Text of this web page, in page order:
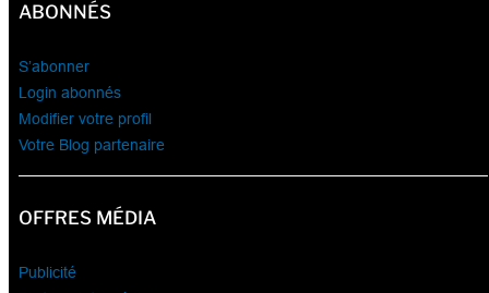
ABONNÉS
S’abonner
Login abonnés
Modifier votre profil
Votre Blog partenaire
OFFRES MÉDIA
Publicité